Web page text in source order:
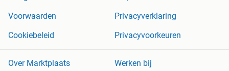
Voorwaarden
Privacyverklaring
Cookiebeleid
Privacyvoorkeuren
Over Marktplaats Werken bij